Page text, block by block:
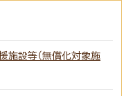
施設等（無償化対象施